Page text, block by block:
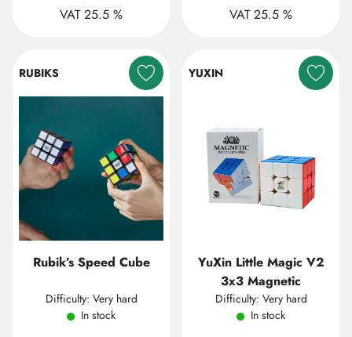
VAT 25.5 % VAT 25.5 %
RUBIKS
Rubik’s Speed Cube
Difficulty: Very hard
In stock
YUXIN
YuXin Little Magic V2
3x3 Magnetic
Difficulty: Very hard
In stock